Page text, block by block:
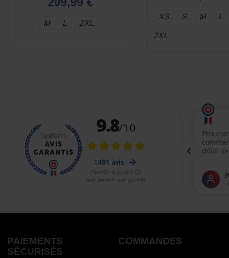
M L 2XL
XS S M L
2XL
PAIEMENTS
SÉCURISÉS
COMMANDES